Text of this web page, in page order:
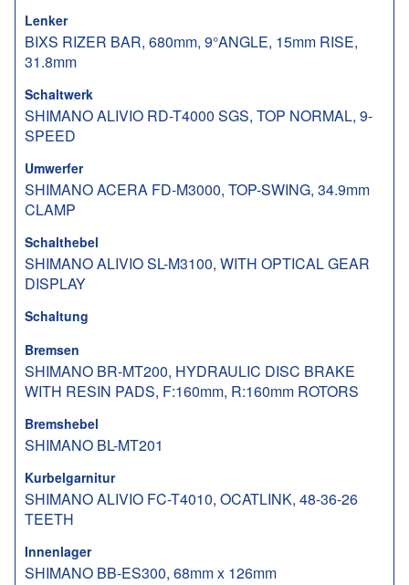
Lenker
BIXS RIZER BAR, 680mm, 9°ANGLE, 15mm RISE,
31.8mm
Schaltwerk
SHIMANO ALIVIO RD-T4000 SGS, TOP NORMAL, 9-
SPEED
Umwerfer
SHIMANO ACERA FD-M3000, TOP-SWING, 34.9mm
CLAMP
Schalthebel
SHIMANO ALIVIO SL-M3100, WITH OPTICAL GEAR
DISPLAY
Schaltung
Bremsen
SHIMANO BR-MT200, HYDRAULIC DISC BRAKE
WITH RESIN PADS, F:160mm, R:160mm ROTORS
Bremshebel
SHIMANO BL-MT201
Kurbelgarnitur
SHIMANO ALIVIO FC-T4010, OCATLINK, 48-36-26
TEETH
Innenlager
SHIMANO BB-ES300, 68mm x 126mm